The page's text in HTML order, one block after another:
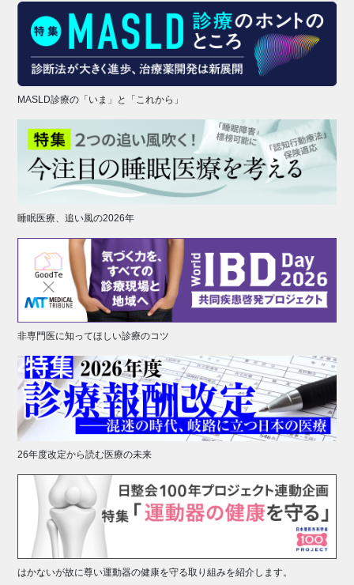
MASLD診療の「いま」と「これから」
睡眠医療、追い風の2026年
非専門医に知ってほしい診療のコツ
26年度改定から読む医療の未来
はかないが故に尊い運動器の健康を守る取り組みを紹介します。